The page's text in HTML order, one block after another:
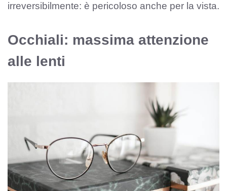
irreversibilmente: è pericoloso anche per la vista.
Occhiali: massima attenzione
alle lenti